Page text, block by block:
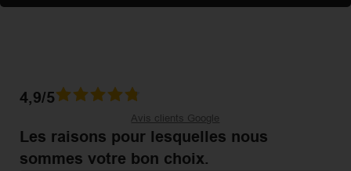
4,9/5
Avis clients Google
Les raisons pour lesquelles nous
sommes votre bon choix.​